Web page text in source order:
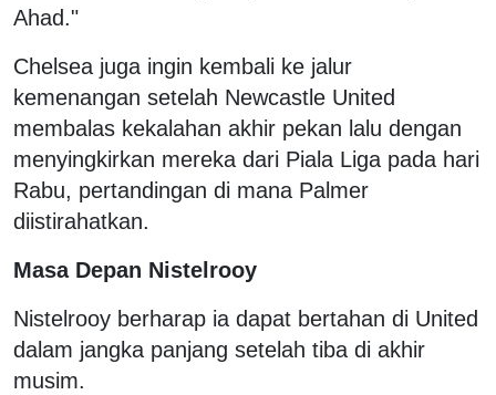
Ahad."
Chelsea juga ingin kembali ke jalur
kemenangan setelah Newcastle United
membalas kekalahan akhir pekan lalu dengan
menyingkirkan mereka dari Piala Liga pada hari
Rabu, pertandingan di mana Palmer
diistirahatkan.
Masa Depan Nistelrooy
Nistelrooy berharap ia dapat bertahan di United
dalam jangka panjang setelah tiba di akhir
musim.